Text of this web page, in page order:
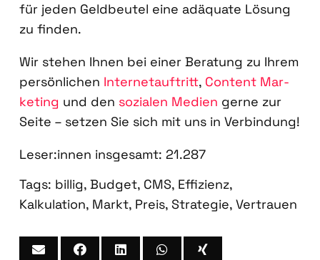
für jeden Geld­beu­tel eine adäqua­te Lösung
zu fin­den.
Wir ste­hen Ihnen bei einer Bera­tung zu Ihrem
per­sön­li­chen Inter­net­auf­tritt, Con­tent Mar­
ke­ting und den sozia­len Medi­en ger­ne zur
Sei­te – set­zen Sie sich mit uns in Ver­bin­dung!
Leser:innen ins­ge­samt: 21.287
Tags: billig, Budget, CMS, Effizienz,
Kalkulation, Markt, Preis, Strategie, Vertrauen